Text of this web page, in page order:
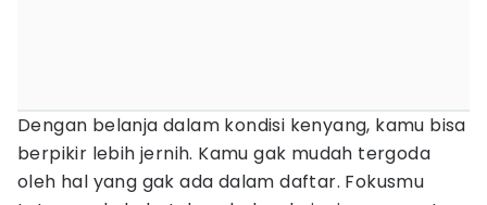
Dengan belanja dalam kondisi kenyang, kamu bisa
berpikir lebih jernih. Kamu gak mudah tergoda
oleh hal yang gak ada dalam daftar. Fokusmu